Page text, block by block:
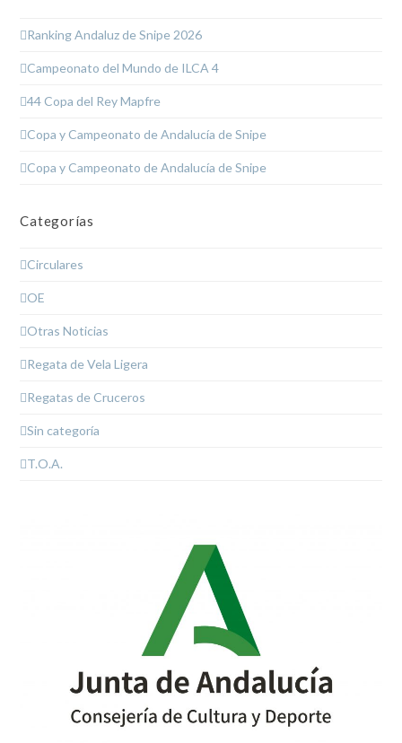
Ranking Andaluz de Snipe 2026
Campeonato del Mundo de ILCA 4
44 Copa del Rey Mapfre
Copa y Campeonato de Andalucía de Snipe
Copa y Campeonato de Andalucía de Snipe
Categorías
Circulares
OE
Otras Noticias
Regata de Vela Ligera
Regatas de Cruceros
Sin categoría
T.O.A.